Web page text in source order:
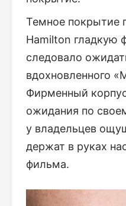
Темное покрытие
Hamilton гладкую
следовало
вдохновленного
Фирменный
ожидания по
у владельцев
держат в руках
фильма.